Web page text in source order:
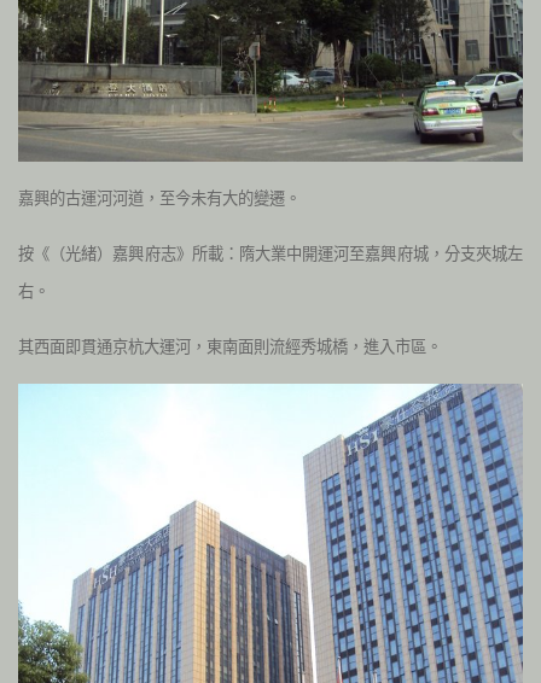
嘉興的古運河河道，至今未有大的變遷。
按《（光緒）嘉興府志》所載：隋大業中開運河至嘉興府城，分支夾城左
右。
其西面即貫通京杭大運河，東南面則流經秀城橋，進入市區。